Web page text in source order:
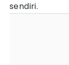
sendiri.